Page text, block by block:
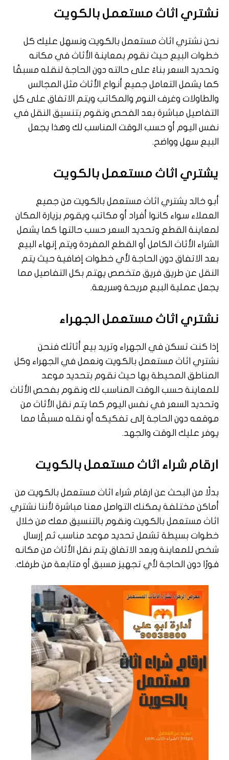
نشتري اثاث مستعمل بالكويت
نحن نشتري اثاث مستعمل بالكويت ونسهل عليك كل
خطوات البيع حيث نقوم بمعاينة الأثاث في مكانه
وتحديد السعر بناءً على حالته دون الحاجة لنقله مسبقًا
كما يشمل التعامل جميع أنواع الأثاث مثل المجالس
والطاولات وغرف النوم والمكاتب ويتم الاتفاق على كل
التفاصيل مباشرة بعد الفحص ونقوم بتنسيق النقل في
نفس اليوم أو حسب الوقت المناسب لك وهذا يجعل
البيع سهل وواضح.
يشتري اثاث مستعمل بالكويت
أبو خالد يشتري اثاث مستعمل بالكويت من جميع
العملاء سواء كانوا أفراد أو مكاتب ويقوم بزيارة المكان
لمعاينة القطع وتحديد السعر حسب حالتها كما يشمل
الشراء الأثاث الكامل أو القطع المفردة ويتم إنهاء البيع
بعد الاتفاق دون الحاجة لأي خطوات إضافية حيث يتم
النقل عن طريق فريق متخصص يهتم بكل التفاصيل مما
يجعل عملية البيع مريحة وسريعة.
نشتري اثاث مستعمل الجهراء
إذا كنت تسكن في الجهراء وتريد بيع أثاثك فنحن
نشتري اثاث مستعمل بالكويت ونعمل في الجهراء وكل
المناطق المحيطة بها حيث نقوم بتحديد موعد
للمعاينة حسب الوقت المناسب لك ونقوم بفحص الأثاث
وتحديد السعر في نفس اليوم كما يتم نقل الأثاث من
موقعه دون الحاجة إلى تفكيكه أو نقله مسبقًا مما
يوفر عليك الوقت والجهد.
ارقام شراء اثاث مستعمل بالكويت
بدلًا من البحث عن ارقام شراء اثاث مستعمل بالكويت من
أماكن مختلفة يمكنك التواصل معنا مباشرة لأننا نشتري
اثاث مستعمل بالكويت ونقوم بالتنسيق معك من خلال
خطوات بسيطة تشمل تحديد موعد مناسب ثم إرسال
شخص للمعاينة وبعد الاتفاق يتم نقل الأثاث من مكانه
فورًا دون الحاجة لأي تجهيز مسبق أو متابعة من طرفك.